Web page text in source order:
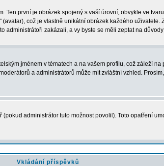
první je obrázek spojený s vaší úrovní, obvykle ve
což je vlastně unikátní obrázek každého
administrátoři zakázali, a vy byste se měli zeptat na
jménem v tématech a na vašem profilu, což záleží
a administrátorů může mít zvláštní vzhled.
administrátor tuto možnost povolil). Toto opatření
Vkládání příspěvků